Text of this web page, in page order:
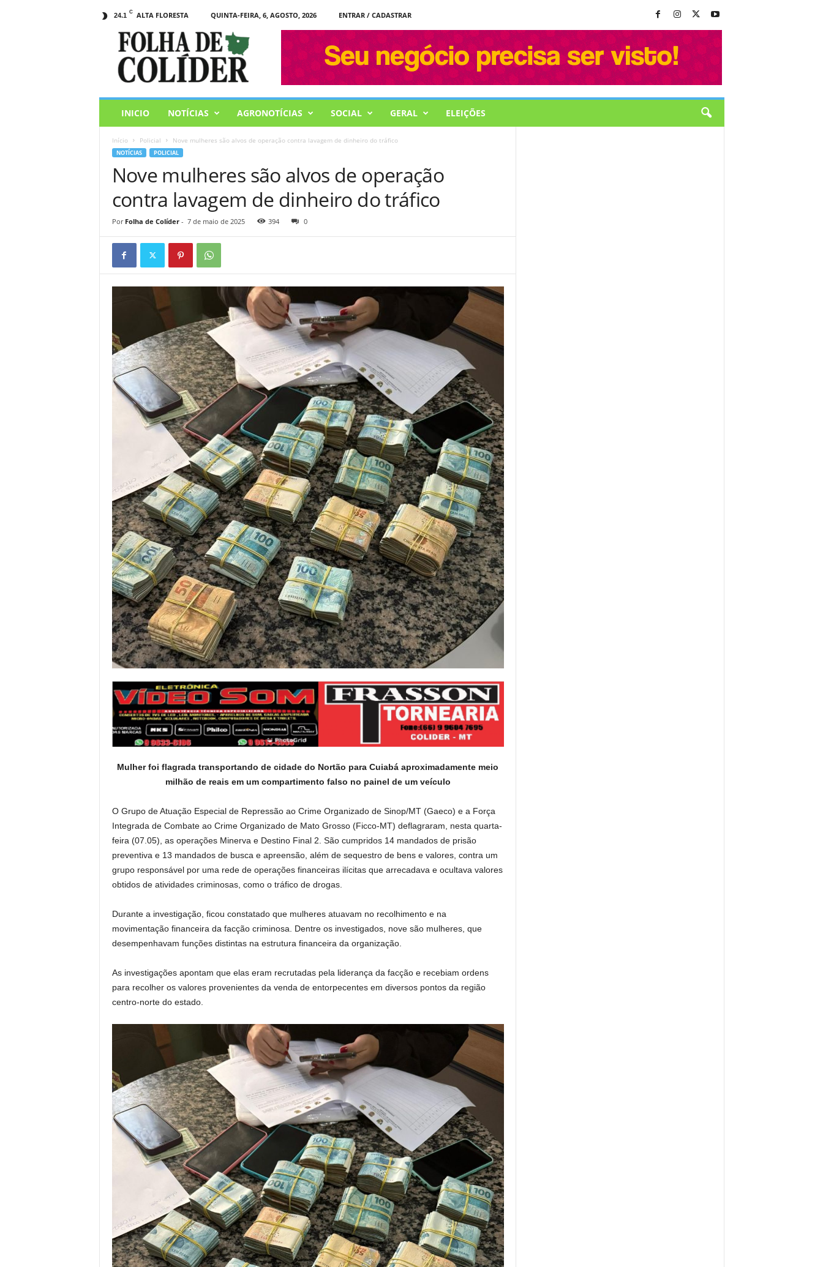
24.1 C ALTA FLORESTA QUINTA-FEIRA, 6, AGOSTO, 2026
ENTRAR / CADASTRAR
INICIO NOTÍCIAS AGRONOTÍCIAS SOCIAL GERAL ELEIÇÕES
Início Policial Nove mulheres são alvos de operação contra lavagem de dinheiro do tráfico
NOTÍCIAS POLICIAL
Nove mulheres são alvos de operação
contra lavagem de dinheiro do tráfico
Por Folha de Colíder- 7 de maio de 2025 394 0
Mulher foi flagrada transportando de cidade do Nortão para Cuiabá aproximadamente meio
milhão de reais em um compartimento falso no painel de um veículo
O Grupo de Atuação Especial de Repressão ao Crime Organizado de Sinop/MT (Gaeco) e a Força
Integrada de Combate ao Crime Organizado de Mato Grosso (Ficco-MT) deflagraram, nesta quarta-
feira (07.05), as operações Minerva e Destino Final 2. São cumpridos 14 mandados de prisão
preventiva e 13 mandados de busca e apreensão, além de sequestro de bens e valores, contra um
grupo responsável por uma rede de operações financeiras ilícitas que arrecadava e ocultava valores
obtidos de atividades criminosas, como o tráfico de drogas.
Durante a investigação, ficou constatado que mulheres atuavam no recolhimento e na
movimentação financeira da facção criminosa. Dentre os investigados, nove são mulheres, que
desempenhavam funções distintas na estrutura financeira da organização.
As investigações apontam que elas eram recrutadas pela liderança da facção e recebiam ordens
para recolher os valores provenientes da venda de entorpecentes em diversos pontos da região
centro-norte do estado.